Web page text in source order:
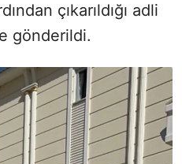
çıkarıldığı adli
gönderildi.